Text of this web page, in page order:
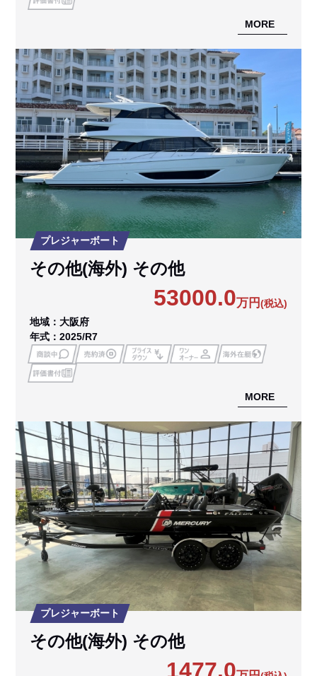
MORE
プレジャーボート
その他(海外) その他
53000.0万円(税込)
地域：大阪府
年式：2025/R7
MORE
プレジャーボート
その他(海外) その他
1477.0